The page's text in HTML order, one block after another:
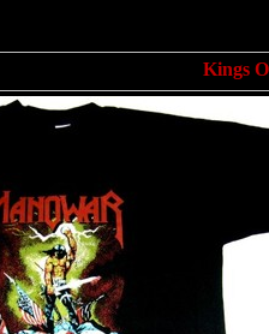
Kings